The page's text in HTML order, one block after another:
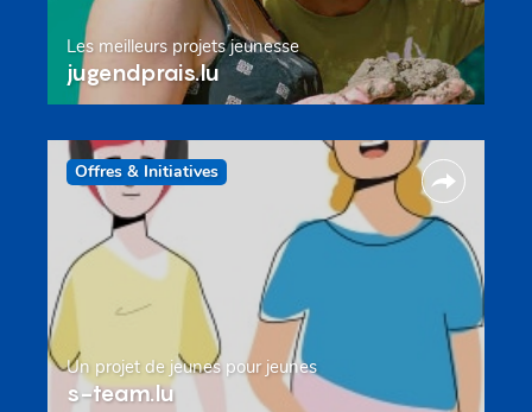
Les meilleurs projets jeunesse
jugendprais.lu
Offres & Initiatives
Un projet de jeunes pour jeunes
s-team.lu